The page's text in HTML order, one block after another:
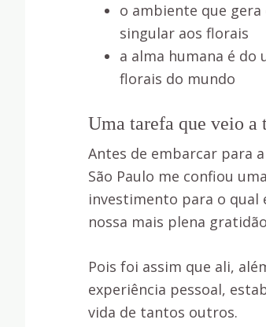
o ambiente que
singular aos florais
a alma humana é do
florais do mundo
Uma tarefa que veio a
Antes de embarcar para
São Paulo me confiou
investimento para o qual
nossa mais plena
Pois foi assim que ali,
experiência pessoal,
vida de tantos outros.